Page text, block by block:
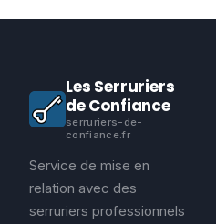
Les Serruriers
de Confiance
serruriers-de-
confiance.fr
Service de mise en
relation avec des
serruriers professionnels